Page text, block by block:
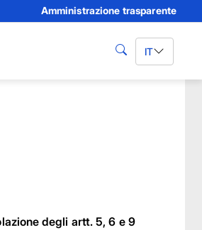
Amministrazione trasparente
cerca IT
degli artt. 5, 6 e 9